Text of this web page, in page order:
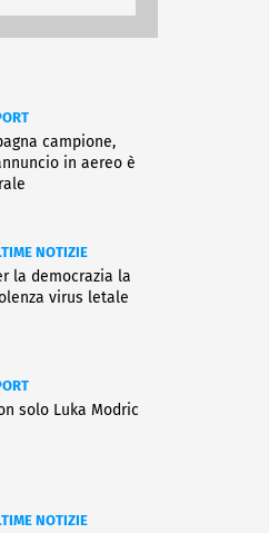
campione,
in aereo è
NOTIZIE
la democrazia la
virus letale
solo Luka Modric
NOTIZIE